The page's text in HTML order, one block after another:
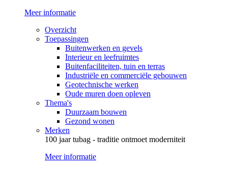
Meer informatie
Overzicht
Toepassingen
Buitenwerken en gevels
Interieur en leefruimtes
Buitenfaciliteiten, tuin en terras
Industriële en commerciële gebouwen
Geotechnische werken
Oude muren doen opleven
Thema's
Duurzaam bouwen
Gezond wonen
Merken
100 jaar tubag - traditie ontmoet moderniteit
Meer informatie